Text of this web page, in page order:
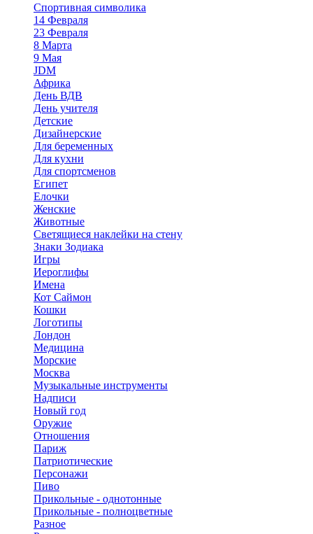
Спортивная символика
14 Февраля
23 Февраля
8 Марта
9 Мая
JDM
Африка
День ВДВ
День учителя
Детские
Дизайнерские
Для беременных
Для кухни
Для спортсменов
Египет
Елочки
Женские
Животные
Светящиеся наклейки на стену
Знаки Зодиака
Игры
Иероглифы
Имена
Кот Саймон
Кошки
Логотипы
Лондон
Медицина
Морские
Москва
Музыкальные инструменты
Надписи
Новый год
Оружие
Отношения
Париж
Патриотические
Персонажи
Пиво
Прикольные - однотонные
Прикольные - полноцветные
Разное